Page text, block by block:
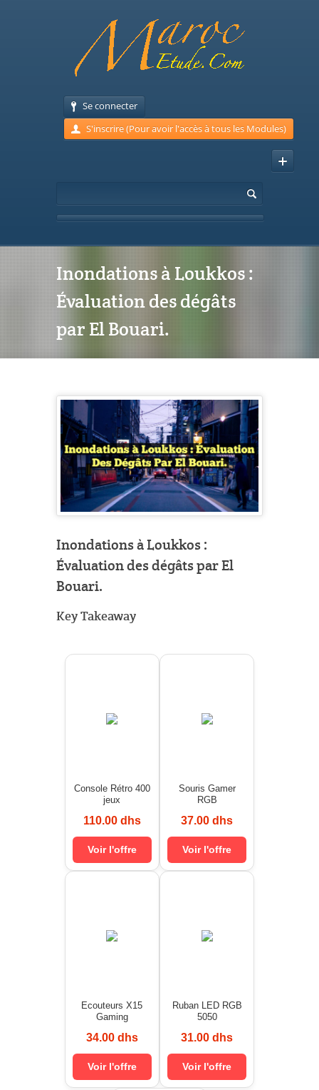
Se connecter
S'inscrire (Pour avoir l'accès à tous les Modules)
Inondations à Loukkos :
Évaluation des dégâts
par El Bouari.
Inondations à Loukkos :
Évaluation des dégâts par El
Bouari.
Key Takeaway
Console Rétro 400
jeux
110.00 dhs
Voir l'offre
Souris Gamer
RGB
37.00 dhs
Voir l'offre
Ecouteurs X15
Gaming
34.00 dhs
Voir l'offre
Ruban LED RGB
5050
31.00 dhs
Voir l'offre